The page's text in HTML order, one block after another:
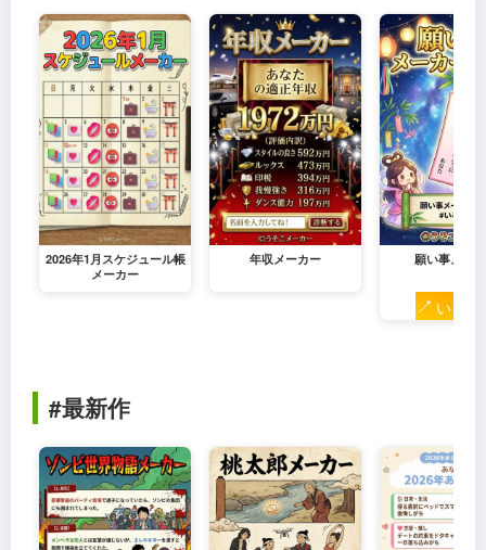
2026年1月スケジュール帳
メーカー
年収メーカー 願い事メー
↗ いろつ
#最新作